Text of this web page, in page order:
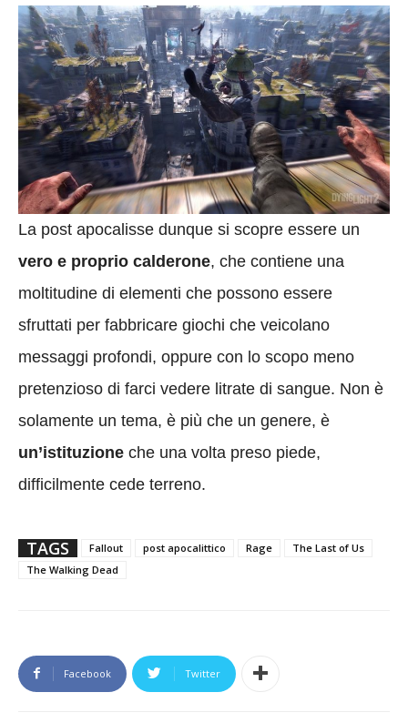
La post apocalisse dunque si scopre essere un
vero e proprio calderone, che contiene una
moltitudine di elementi che possono essere
sfruttati per fabbricare giochi che veicolano
messaggi profondi, oppure con lo scopo meno
pretenzioso di farci vedere litrate di sangue. Non è
solamente un tema, è più che un genere, è
un’istituzione che una volta preso piede,
difficilmente cede terreno.
TAGS Fallout post apocalittico Rage
The Last of Us
The Walking Dead
Facebook Twitter